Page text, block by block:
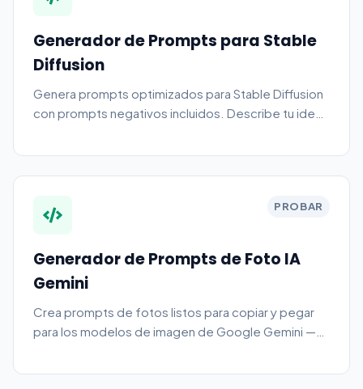
Generador de Prompts para Stable
Diffusion
Genera prompts optimizados para Stable Diffusion
con prompts negativos incluidos. Describe tu idea
potenciadores de calidad. Gratis, sin registro.
PROBAR
Generador de Prompts de Foto IA
Gemini
Crea prompts de fotos listos para copiar y pegar
para los modelos de imagen de Google Gemini —
Imagen 3. Elige un modelo, un caso de uso